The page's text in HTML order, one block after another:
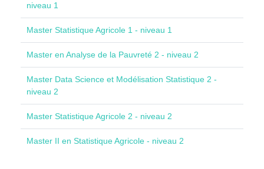
niveau 1
Master Statistique Agricole 1 - niveau 1
Master en Analyse de la Pauvreté 2 - niveau 2
Master Data Science et Modélisation Statistique 2 -
niveau 2
Master Statistique Agricole 2 - niveau 2
Master II en Statistique Agricole - niveau 2